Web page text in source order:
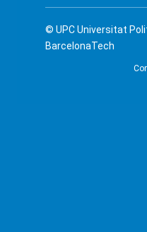
© UPCUniversitat
BarcelonaTech